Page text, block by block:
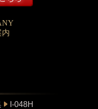
内
I-048H